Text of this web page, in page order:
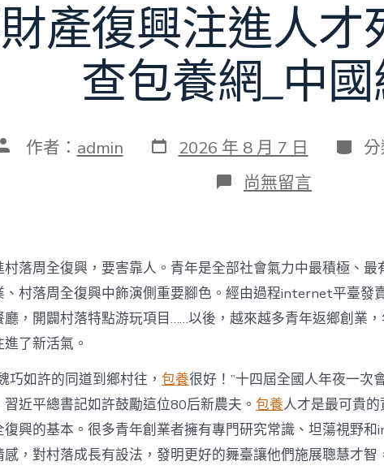
產復興注進人才
查包養網_中
作者： admin 發
表
2026 年 8 月 7 日 分
類
在
〈為
產
復
興
注
進
死
水
甜
心
寶
物
尚無留言
村落周全復興，要害靠人。青年是全部社會氣力中最積極、最
、村落周全復興中飾演側重要腳色。經由過程internet平臺發
廳，開闢村落特點游玩項目……以後，越來越多青年返鄉創業
進了新活氣。
巧如許的同道到鄉村往， 包養很好！”十四屆全國人年夜一次
習近平總書記如許鼓勵這位80后新農夫。 包養人才是最可貴
復興的基本。很多青年創業者擁有專門研究常識、坦蕩視野
感，對村落成長有設法，發明更好的舞臺讓他們施展聰慧才智